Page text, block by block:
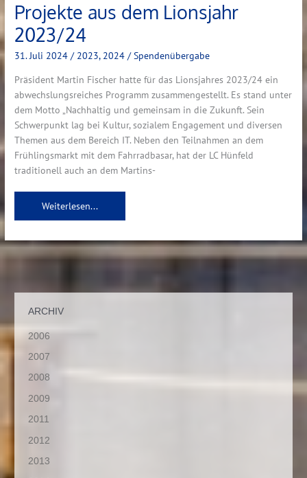
Projekte aus dem Lionsjahr
2023/24
31. Juli 2024/ 2023, 2024 /Spendenübergabe
Präsident Martin Fischer hatte für das Lionsjahres 2023/24 ein
abwechslungsreiches Programm zusammengestellt. Es stand unter
dem Motto „Nachhaltig und gemeinsam in die Zukunft. Sein
Schwerpunkt lag bei Kultur, sozialem Engagement und diversen
Themen aus dem Bereich IT. Neben den Teilnahmen an dem
Frühlingsmarkt mit dem Fahrradbasar, hat der LC Hünfeld
traditionell auch an dem Martins-
Weiterlesen...
ARCHIV
2006
2007
2008
2009
2011
2012
2013